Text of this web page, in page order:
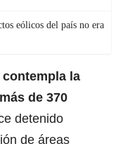
eólicos del país no era
contempla la
de 370
detenido
de áreas